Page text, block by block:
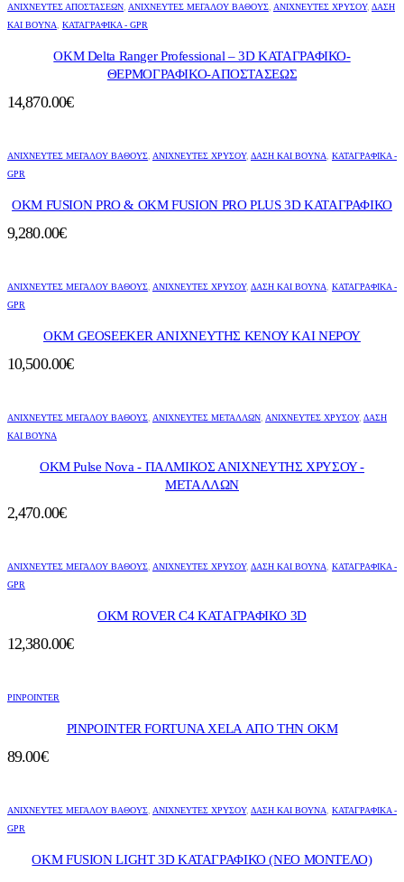
ΑΝΙΧΝΕΥΤΕΣ ΑΠΟΣΤΑΣΕΩΝ ΑΝΙΧΝΕΥΤΈΣ ΜΕΓΆΛΟΎ ΒΆΘΟΥΣ ΑΝΙΧΝΕΥΤΈΣ ΧΡΥΣΟΎ, ΔΆΣΗ
ΚΑΙ ΒΟΥΝΆ
ΚΑΤΑΓΡΑΦΙΚΑ - GPR
OKM Delta Ranger Professional – 3D ΚΑΤΑΓΡΑΦΙΚΟ-
ΘΕΡΜΟΓΡΑΦΙΚΟ-ΑΠΟΣΤΑΣΕΩΣ
14,870.00€
ΑΝΙΧΝΕΥΤΈΣ ΜΕΓΆΛΟΎ ΒΆΘΟΥΣ ΑΝΙΧΝΕΥΤΈΣ ΧΡΥΣΟΎ, ΔΆΣΗ ΚΑΙ ΒΟΥΝΆ
ΚΑΤΑΓΡΑΦΙΚΑ -
GPR
OKM FUSION PRO & OKM FUSION PRO PLUS 3D ΚΑΤΑΓΡΑΦΙΚΟ
9,280.00€
ΑΝΙΧΝΕΥΤΈΣ ΜΕΓΆΛΟΎ ΒΆΘΟΥΣ ΑΝΙΧΝΕΥΤΈΣ ΧΡΥΣΟΎ, ΔΆΣΗ ΚΑΙ ΒΟΥΝΆ
ΚΑΤΑΓΡΑΦΙΚΑ -
GPR
OKM GEOSEEKER ΑΝΙΧΝΕΥΤΗΣ ΚΕΝΟΥ ΚΑΙ ΝΕΡΟΥ
10,500.00€
ΑΝΙΧΝΕΥΤΈΣ ΜΕΓΆΛΟΎ ΒΆΘΟΥΣ ΑΝΙΧΝΕΥΤΕΣ ΜΕΤΑΛΛΩΝ ΑΝΙΧΝΕΥΤΈΣ ΧΡΥΣΟΎ, ΔΆΣΗ
ΚΑΙ ΒΟΥΝΆ
OKM Pulse Nova - ΠΑΛΜΙΚΟΣ ΑΝΙΧΝΕΥΤΗΣ ΧΡΥΣΟΥ -
ΜΕΤΑΛΛΩΝ
2,470.00€
ΑΝΙΧΝΕΥΤΈΣ ΜΕΓΆΛΟΎ ΒΆΘΟΥΣ ΑΝΙΧΝΕΥΤΈΣ ΧΡΥΣΟΎ, ΔΆΣΗ ΚΑΙ ΒΟΥΝΆ
ΚΑΤΑΓΡΑΦΙΚΑ -
GPR
OKM ROVER C4 KATΑΓΡΑΦΙΚΟ 3D
12,380.00€
PINPOINTER
PINPOINTER FORTUNA XELA ΑΠΟ ΤΗΝ ΟΚΜ
89.00€
ΑΝΙΧΝΕΥΤΈΣ ΜΕΓΆΛΟΎ ΒΆΘΟΥΣ ΑΝΙΧΝΕΥΤΈΣ ΧΡΥΣΟΎ, ΔΆΣΗ ΚΑΙ ΒΟΥΝΆ
ΚΑΤΑΓΡΑΦΙΚΑ -
GPR
ΟΚΜ FUSION LIGHT 3D ΚΑΤΑΓΡΑΦΙΚΟ (ΝΕΟ ΜΟΝΤΕΛΟ)